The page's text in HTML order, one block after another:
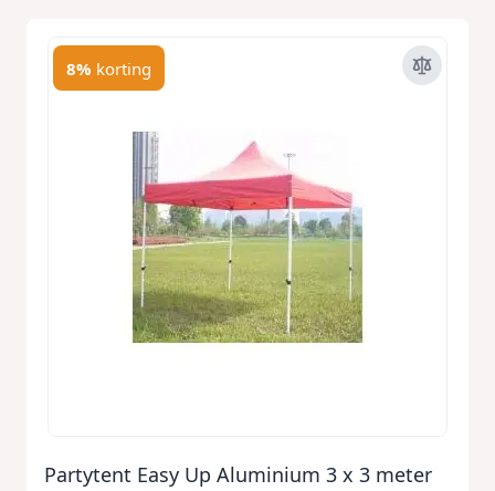
8% korting
Partytent Easy Up Aluminium 3 x 3 meter